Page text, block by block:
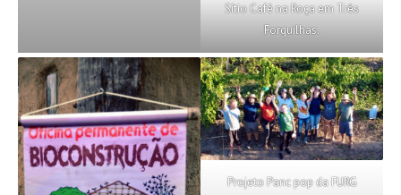
Sítio Café na Roça em Três
Forquilhas.
Projeto Panc pop da FURG